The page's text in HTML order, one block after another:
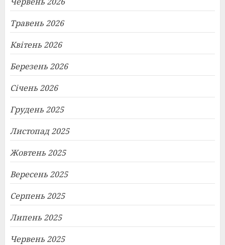
Травень 2026
Квітень 2026
Березень 2026
Січень 2026
Грудень 2025
Листопад 2025
Жовтень 2025
Вересень 2025
Серпень 2025
Липень 2025
Червень 2025